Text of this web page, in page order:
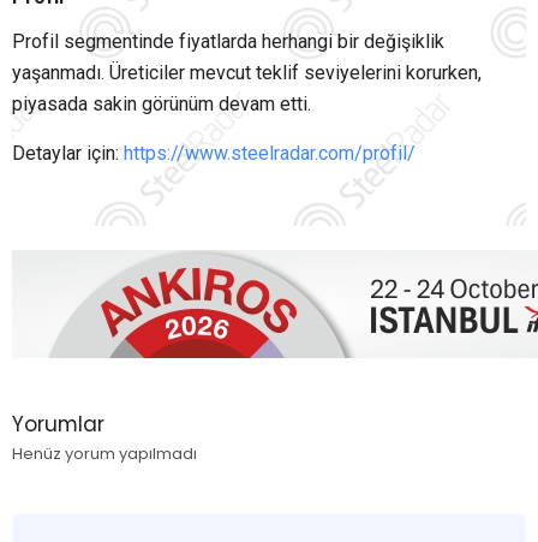
Profil segmentinde fiyatlarda herhangi bir değişiklik
yaşanmadı. Üreticiler mevcut teklif seviyelerini korurken,
piyasada sakin görünüm devam etti.
Detaylar için: https://www.steelradar.com/profil/
Yorumlar
Henüz yorum yapılmadı